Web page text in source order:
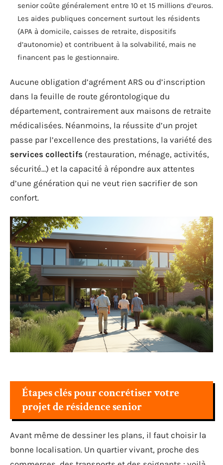
senior coûte généralement entre 10 et 15 millions d’euros.
Les aides publiques concernent surtout les résidents
(APA à domicile, caisses de retraite, dispositifs
d’autonomie) et contribuent à la solvabilité, mais ne
financent pas le gestionnaire.
Aucune obligation d’agrément ARS ou d’inscription
dans la feuille de route gérontologique du
département, contrairement aux maisons de retraite
médicalisées. Néanmoins, la réussite d’un projet
passe par l’excellence des prestations, la variété des
services collectifs (restauration, ménage, activités,
sécurité…) et la capacité à répondre aux attentes
d’une génération qui ne veut rien sacrifier de son
confort.
Étapes clés pour concrétiser votre
projet de résidence senior
Avant même de dessiner les plans, il faut choisir la
bonne localisation. Un quartier vivant, proche des